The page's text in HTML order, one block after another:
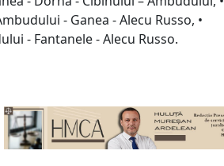
- Ganea - Alecu Russo, •
- Fantanele - Alecu Russo.